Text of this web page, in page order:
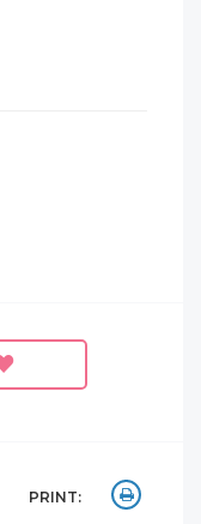
PRINT: